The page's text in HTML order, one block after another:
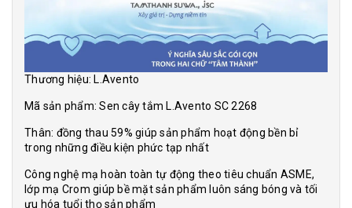
Thương hiệu: L.Avento
Mã sản phẩm: Sen cây tắm L.Avento SC 2268
Thân: đồng thau 59% giúp sản phẩm hoạt động bền bỉ
trong những điều kiện phức tạp nhất
Công nghệ mạ hoàn toàn tự động theo tiêu chuẩn ASME,
lớp mạ Crom giúp bề mặt sản phẩm luôn sáng bóng và tối
ưu hóa tuổi thọ sản phẩm